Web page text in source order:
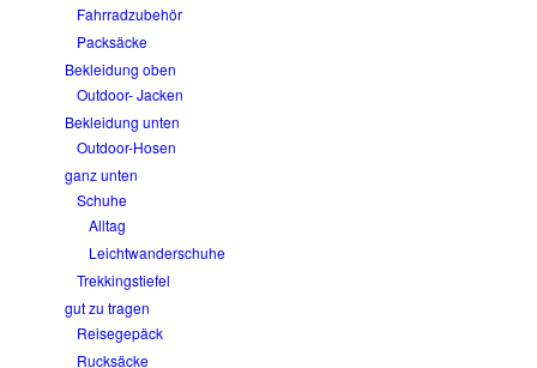
Fahrradzubehör
Packsäcke
Bekleidung oben
Outdoor- Jacken
Bekleidung unten
Outdoor-Hosen
ganz unten
Schuhe
Alltag
Leichtwanderschuhe
Trekkingstiefel
gut zu tragen
Reisegepäck
Rucksäcke